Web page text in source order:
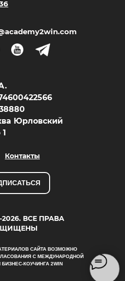
Юрловский
САЙТА ВОЗМОЖНО
С МЕЖДУНАРОДНОЙ
КОУЧИНГА 2WIN
2026. ВСЕ ПРАВА
Контакты